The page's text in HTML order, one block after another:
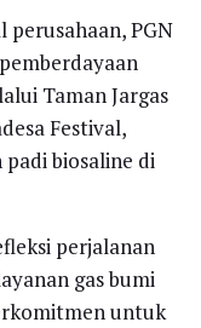
perusahaan, PGN
Taman Jargas
Festival,
biosaline di
perjalanan
gas bumi
untuk